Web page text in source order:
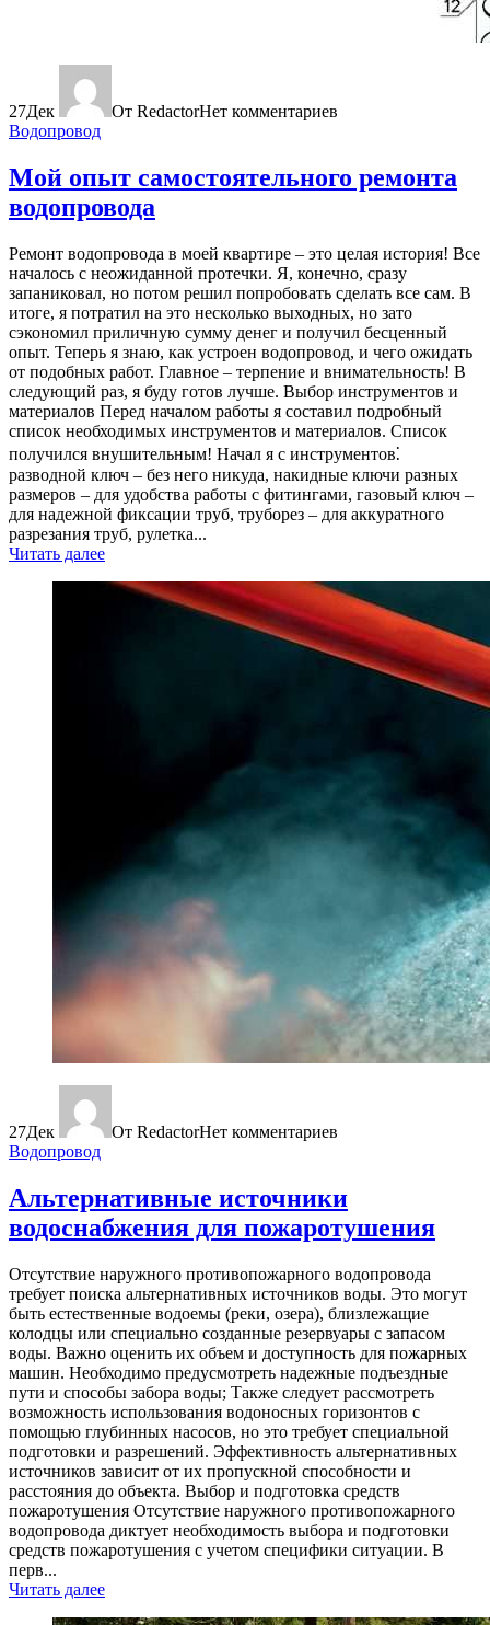
27Дек От RedactorНет комментариев
Водопровод
Мой опыт самостоятельного ремонта
водопровода
Ремонт водопровода в моей квартире – это целая история! Все
началось с неожиданной протечки. Я, конечно, сразу
запаниковал, но потом решил попробовать сделать все сам. В
итоге, я потратил на это несколько выходных, но зато
сэкономил приличную сумму денег и получил бесценный
опыт. Теперь я знаю, как устроен водопровод, и чего ожидать
от подобных работ. Главное – терпение и внимательность! В
следующий раз, я буду готов лучше. Выбор инструментов и
материалов Перед началом работы я составил подробный
список необходимых инструментов и материалов. Список
получился внушительным! Начал я с инструментов⁚
разводной ключ – без него никуда, накидные ключи разных
размеров – для удобства работы с фитингами, газовый ключ –
для надежной фиксации труб, труборез – для аккуратного
разрезания труб, рулетка...
Читать далее
27Дек От RedactorНет комментариев
Водопровод
Альтернативные источники
водоснабжения для пожаротушения
Отсутствие наружного противопожарного водопровода
требует поиска альтернативных источников воды. Это могут
быть естественные водоемы (реки, озера), близлежащие
колодцы или специально созданные резервуары с запасом
воды. Важно оценить их объем и доступность для пожарных
машин. Необходимо предусмотреть надежные подъездные
пути и способы забора воды; Также следует рассмотреть
возможность использования водоносных горизонтов с
помощью глубинных насосов, но это требует специальной
подготовки и разрешений. Эффективность альтернативных
источников зависит от их пропускной способности и
расстояния до объекта. Выбор и подготовка средств
пожаротушения Отсутствие наружного противопожарного
водопровода диктует необходимость выбора и подготовки
средств пожаротушения с учетом специфики ситуации. В
перв...
Читать далее